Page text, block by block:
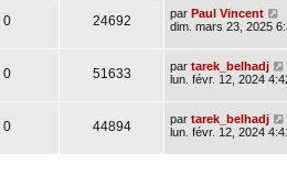
0 24692 par Paul Vincent
dim. mars 23, 2025
0 51633 par tarek_belhadj
lun. févr. 12, 2024
0 44894 par tarek_belhadj
lun. févr. 12, 2024